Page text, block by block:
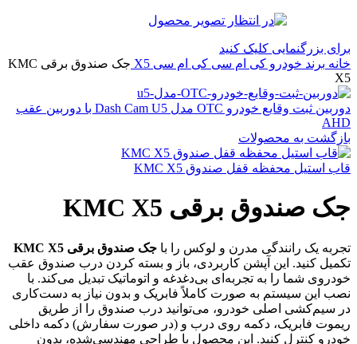
برای بزرگنمایی کلیک کنید
خانه برند خودرو کی ام سی کی ام سی X5
جک صندوق برقی KMC
X5
دوربین ثبت وقایع خودرو OTC مدل Dash Cam U5 با دوربین عقب
AHD
بازگشت به محصولات
قاب استیل محفظه قفل صندوق KMC X5
جک صندوق برقی KMC X5
تجربه یک رانندگی مدرن و لوکس را با جک صندوق برقی KMC X5
تکمیل کنید. این آپشن کاربردی، باز و بسته کردن درب صندوق عقب
خودروی شما را به تجربه‌ای بی‌دغدغه و اتوماتیک تبدیل می‌کند. با
نصب این سیستم به صورت کاملاً فابریک و بدون نیاز به دست‌کاری
در سیم‌کشی اصلی خودرو، می‌توانید درب صندوق را از طریق
ریموت فابریک، دکمه روی درب و (در صورت سفارش) دکمه داخلی
خودرو کنترل کنید. این محصول با طراحی مهندسی‌شده، بدون